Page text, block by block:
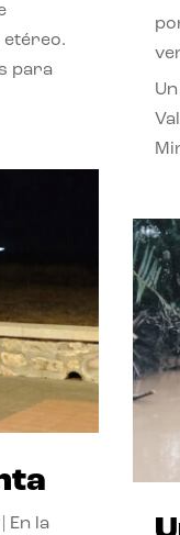
etéreo.
para
En la